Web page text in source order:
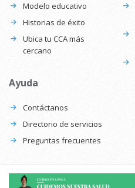
Modelo educativo
Historias de éxito
Ubica tu CCA más
cercano
Ayuda
Contáctanos
Directorio de servicios
Preguntas frecuentes